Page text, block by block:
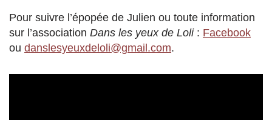
Pour suivre l’épopée de Julien ou toute information
sur l’association Dans les yeux de Loli: Facebook
ou danslesyeuxdeloli@gmail.com.